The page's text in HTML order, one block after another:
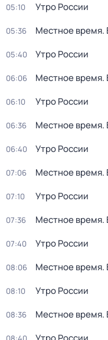
05:10 Утро России
05:36 Местное время.
05:40 Утро России
06:06 Местное время.
06:10 Утро России
06:36 Местное время.
06:40 Утро России
07:06 Местное время.
07:10 Утро России
07:36 Местное время.
07:40 Утро России
08:06 Местное время.
08:10 Утро России
08:36 Местное время.